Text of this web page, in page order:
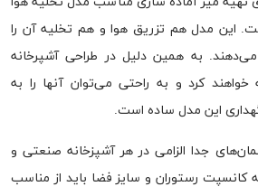
این مدل هم تزریق هوا و هم تخلیه آن را
به همین دلیل در طراحی آشپرخانه
کرد و به راحتی می‌توان آنها را به
این مدل ساده است.
جدا الزامی در هر آشپزخانه صنعتی و
کانسپت رستوران و سایز فضا باید از مناسب